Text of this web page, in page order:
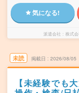
気になる!
派遣会社 株式
未読 掲載日 2026/08/05
【未経験でも